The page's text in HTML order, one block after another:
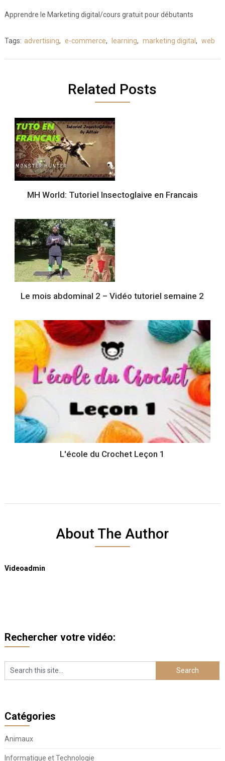
Apprendre le Marketing digital/cours gratuit pour débutants
Tags: advertising, e-commerce, learning, marketing digital , web
Related Posts
MH World: Tutoriel Insectoglaive en Francais
Le mois abdominal 2 – Vidéo tutoriel semaine 2
L'école du Crochet Leçon 1
About The Author
Videoadmin
Rechercher votre vidéo:
Catégories
Animaux
Informatique et Technologie